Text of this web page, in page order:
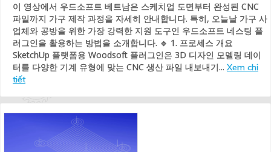
이 영상에서 우드소프트 베트남은 스케치업 도면부터 완성된 CNC
파일까지 가구 제작 과정을 자세히 안내합니다. 특히, 오늘날 가구 사
업체와 공방을 위한 가장 강력한 지원 도구인 우드소프트 네스팅 플
러그인을 활용하는 방법을 소개합니다. 🔹 1. 프로세스 개요
SketchUp 플랫폼용 Woodsoft 플러그인은 3D 디자인 모델링 데이
터를 다양한 기계 유형에 맞는 CNC 생산 파일 내보내기... Xem chi
tiết